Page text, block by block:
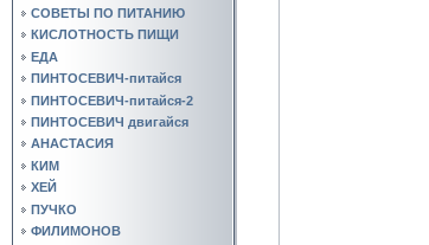
СОВЕТЫ ПО ПИТАНИЮ
КИСЛОТНОСТЬ ПИЩИ
ЕДА
ПИНТОСЕВИЧ-питайся
ПИНТОСЕВИЧ-питайся-2
ПИНТОСЕВИЧ двигайся
АНАСТАСИЯ
КИМ
ХЕЙ
ПУЧКО
ФИЛИМОНОВ